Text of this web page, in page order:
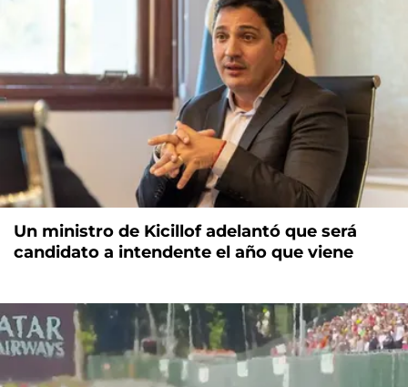
Un ministro de Kicillof adelantó que será
candidato a intendente el año que viene